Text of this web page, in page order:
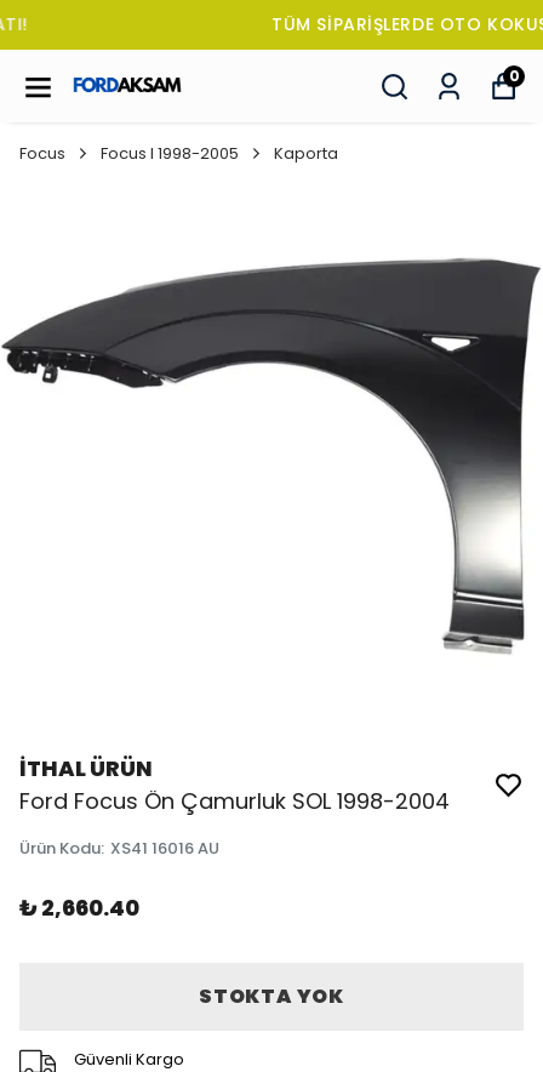
TÜM SİPARİŞLERDE OTO KOKUSU HEDİYE!
0
Focus Focus I 1998-2005 Kaporta
İTHAL ÜRÜN
Ford Focus Ön Çamurluk SOL 1998-2004
Ürün Kodu: XS41 16016 AU
₺ 2,660.40
STOKTA YOK
Güvenli Kargo